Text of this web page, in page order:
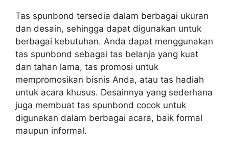
Tas spunbond tersedia dalam berbagai ukuran
dan desain, sehingga dapat digunakan untuk
berbagai kebutuhan. Anda dapat menggunakan
tas spunbond sebagai tas belanja yang kuat
dan tahan lama, tas promosi untuk
mempromosikan bisnis Anda, atau tas hadiah
untuk acara khusus. Desainnya yang sederhana
juga membuat tas spunbond cocok untuk
digunakan dalam berbagai acara, baik formal
maupun informal.